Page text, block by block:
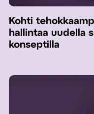
Kohti
hallintaa uudella
konseptilla